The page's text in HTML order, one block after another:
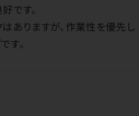
です。
ありますが、作業性を優先し
す。